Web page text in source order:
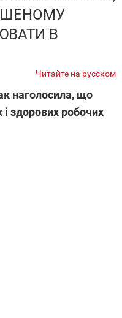
В
Читайте на русском
наголосила, що
і здорових робочих